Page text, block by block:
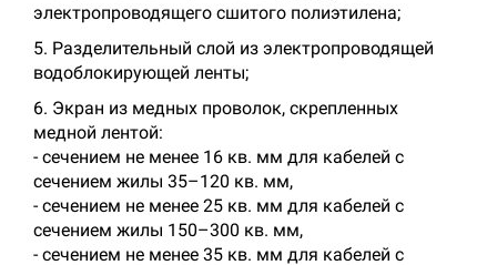
электропроводящего сшитого полиэтилена;
5. Разделительный слой из электропроводящей
водоблокирующей ленты;
6. Экран из медных проволок, скрепленных
медной лентой:
- сечением не менее 16 кв. мм для кабелей с
сечением жилы 35–120 кв. мм,
- сечением не менее 25 кв. мм для кабелей с
сечением жилы 150–300 кв. мм,
- сечением не менее 35 кв. мм для кабелей с